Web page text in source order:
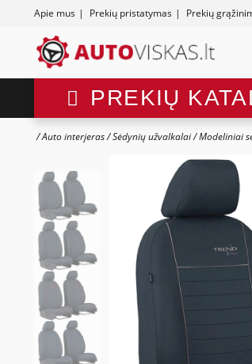
Apie mus | Prekių pristatymas | Prekių
PREKIŲ
Auto interjeras Sėdynių užvalkalai Modeliniai